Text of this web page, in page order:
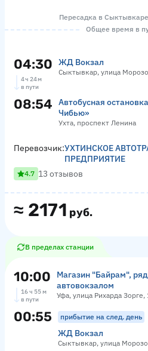
Пересадка в Сыктывкаре
Общее время в
04:30 ЖД Вокзал
Сыктывкар, улица
4 ч 24 м
в пути
08:54
Автобусная
Чибью»
Ухта, проспект Ленина
≈ 2171 руб.
Перевозчик:УХТИНСКОЕ
ПРЕДПРИЯТИЕ
4.7 13 отзывов
В пределах станции
10:00
Магазин "Байрам",
автовокзалом
Уфа, улица Рихарда Зорге,
16 ч 55 м
в пути
00:55 прибытие на след. день
ЖД Вокзал
Сыктывкар, улица